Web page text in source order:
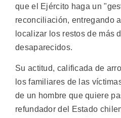
que el Ejército haga un
reconciliación, entregando
localizar los restos de más
desaparecidos.
Su actitud, calificada de
los familiares de las
de un hombre que quiere
refundador del Estado